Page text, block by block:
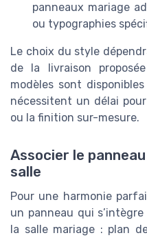
panneaux mariage
ou typographies
Le choix du style
de la livraison
modèles sont
nécessitent un délai
ou la finition sur-mesure.
Associer le
salle
Pour une harmonie
un panneau qui
la salle mariage : plan